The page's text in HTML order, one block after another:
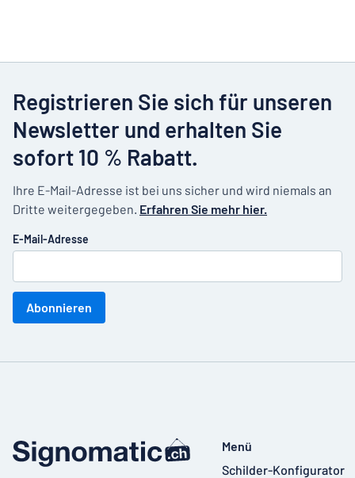
Registrieren Sie sich für unseren
Newsletter und erhalten Sie
sofort 10 % Rabatt.
Ihre E-Mail-Adresse ist bei uns sicher und wird niemals an
Dritte weitergegeben. Erfahren Sie mehr hier.
E-Mail-Adresse
Abonnieren
Menü
Schilder-Konfigurator